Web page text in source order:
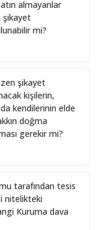
çalışacak
geçirmiyorsa ?
almayanlar
şikayet
mi?
şikayet
kişilerin,
kendilerinin elde
doğma
gerekir mi?
tarafından tesis
nitelikteki
Kuruma dava